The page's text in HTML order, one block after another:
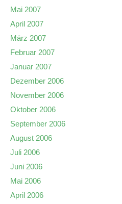
Mai 2007
April 2007
März 2007
Februar 2007
Januar 2007
Dezember 2006
November 2006
Oktober 2006
September 2006
August 2006
Juli 2006
Juni 2006
Mai 2006
April 2006